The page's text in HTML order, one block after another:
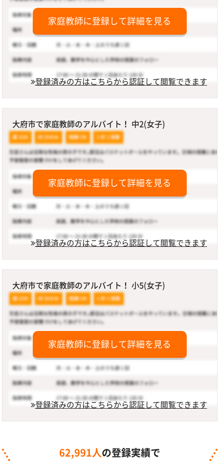
家庭教師に登録して詳細を見る
登録済みの方はこちらから認証して閲覧できます
大府市で家庭教師のアルバイト！ 中2(女子)
家庭教師に登録して詳細を見る
登録済みの方はこちらから認証して閲覧できます
大府市で家庭教師のアルバイト！ 小5(女子)
家庭教師に登録して詳細を見る
登録済みの方はこちらから認証して閲覧できます
62,991人 の登録実績で